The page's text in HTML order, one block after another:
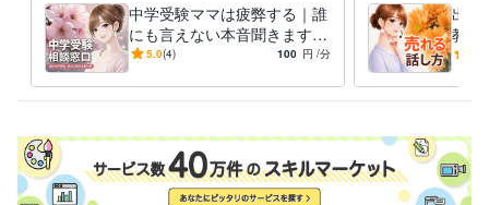
【ブログ】
私のことを少しでも知っていただけるようにブログを書いています。良
かったらご覧くださいませ。
コンテンツマーケットに初出品しました♡
https://coconala.com/contents_market/articles/cmj3yieew06foas0h6i0ikx
中学受験ママは疲弊する｜誰
にも言えない本音聞きます
ママだって頑張ってる！その
5.0(4) 100 円 /分
出品
教室
お顔